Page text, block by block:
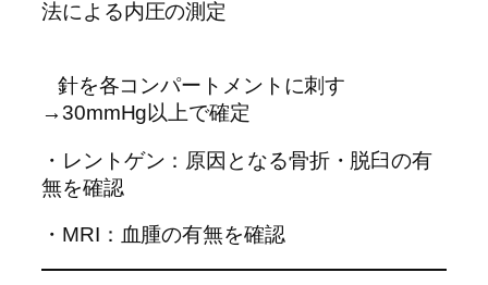
法による内圧の測定
針を各コンパートメントに刺す
→30mmHg以上で確定
・レントゲン：原因となる骨折・脱臼の有
無を確認
・MRI：血腫の有無を確認